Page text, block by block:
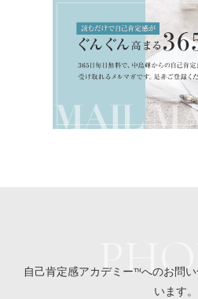
自己肯定感アカデミー™へのお問
います。